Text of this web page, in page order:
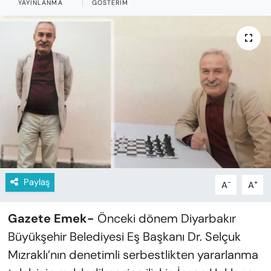
YAYINLANMA GÖSTERIM
Paylaş A- A+
Gazete Emek- Önceki dönem Diyarbakır
Büyükşehir Belediyesi Eş Başkanı Dr. Selçuk
Mızraklı’nın denetimli serbestlikten yararlanma
KADIN
SAĞLIK
SPOR
KÜLTÜR-SANAT
MAGAZİN
ÖZEL HABER
YAZAR KÖŞESİ
SİYASET
VAN VE DİYARBAKIR HABERLERİ